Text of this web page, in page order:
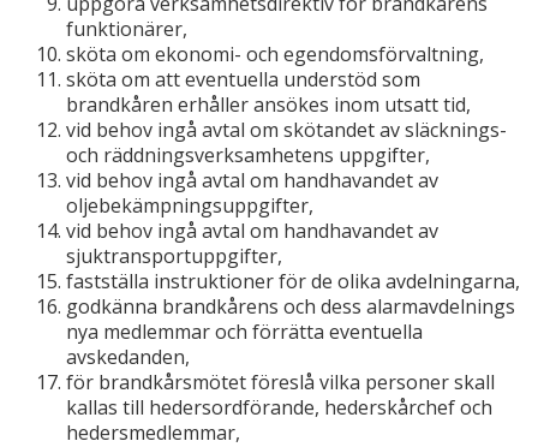
funktionärer,
sköta om ekonomi- och egendomsförvaltning,
sköta om att eventuella understöd som
brandkåren erhåller ansökes inom utsatt tid,
vid behov ingå avtal om skötandet av släcknings-
och räddningsverksamhetens uppgifter,
vid behov ingå avtal om handhavandet av
oljebekämpningsuppgifter,
vid behov ingå avtal om handhavandet av
sjuktransportuppgifter,
fastställa instruktioner för de olika avdelningarna,
godkänna brandkårens och dess alarmavdelnings
nya medlemmar och förrätta eventuella
avskedanden,
för brandkårsmötet föreslå vilka personer skall
kallas till hedersordförande, hederskårchef och
hedersmedlemmar,